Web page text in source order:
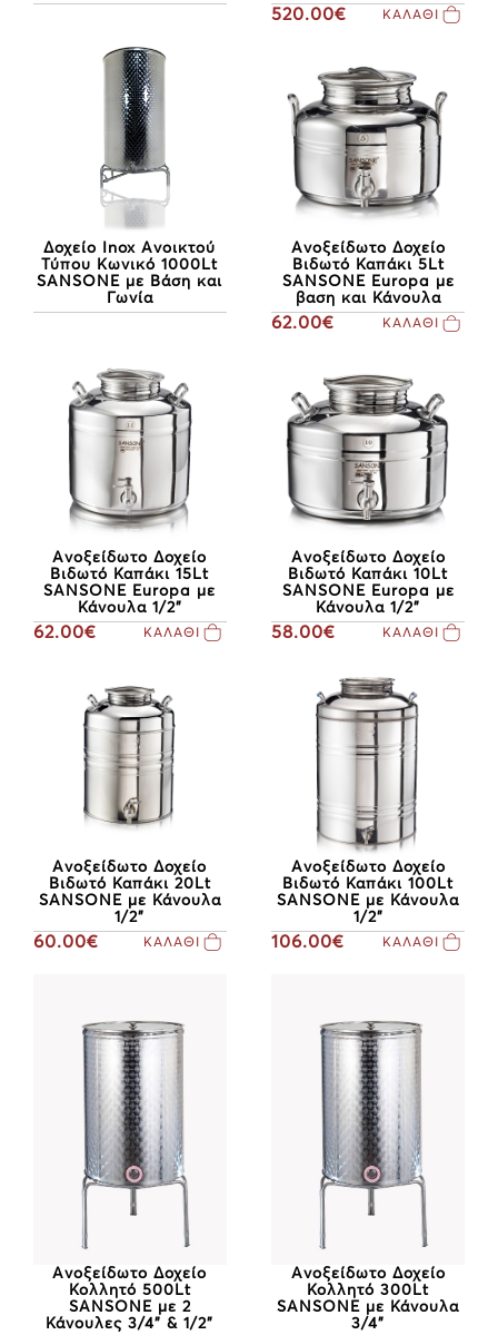
520.00€ ΚΑΛΑΘΙ
Δοχείο Inox Ανοικτού
Τύπου Κωνικό 1000Lt
SANSONE με Βάση και
Γωνία
Ανοξείδωτο Δοχείο
Βιδωτό Καπάκι 5Lt
SANSONE Europa με
βαση και Κάνουλα
62.00€ ΚΑΛΑΘΙ
Ανοξείδωτο Δοχείο
Βιδωτό Καπάκι 15Lt
SANSONE Europa με
Κάνουλα 1/2"
62.00€ ΚΑΛΑΘΙ
Ανοξείδωτο Δοχείο
Βιδωτό Καπάκι 10Lt
SANSONE Europa με
Κάνουλα 1/2"
58.00€ ΚΑΛΑΘΙ
Ανοξείδωτο Δοχείο
Βιδωτό Καπάκι 20Lt
SANSONE με Κάνουλα
1/2"
60.00€ ΚΑΛΑΘΙ
Ανοξείδωτο Δοχείο
Βιδωτό Καπάκι 100Lt
SANSONE με Κάνουλα
1/2"
106.00€ ΚΑΛΑΘΙ
Ανοξείδωτο Δοχείο
Κολλητό 500Lt
SANSONE με 2
Κάνουλες 3/4" & 1/2"
Ανοξείδωτο Δοχείο
Κολλητό 300Lt
SANSONE με Κάνουλα
3/4"